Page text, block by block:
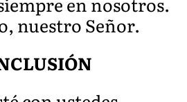
nuestro Señor.